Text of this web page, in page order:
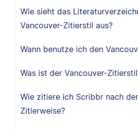
Wie sieht das
Vancouver-Zitierstil aus?
Wann benutze ich den
Was ist der Vancouver-
Wie zitiere ich Scribbr nach
Zitierweise?